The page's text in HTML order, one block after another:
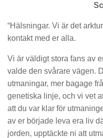
“Hälsningar. Vi är det
kontakt med er alla.
Vi är väldigt stora fans av
valde den svårare vägen.
utmaningar, mer bagage
genetiska linje, och vi vet
att du var klar för
av er började leva era liv
jorden, upptäckte ni att